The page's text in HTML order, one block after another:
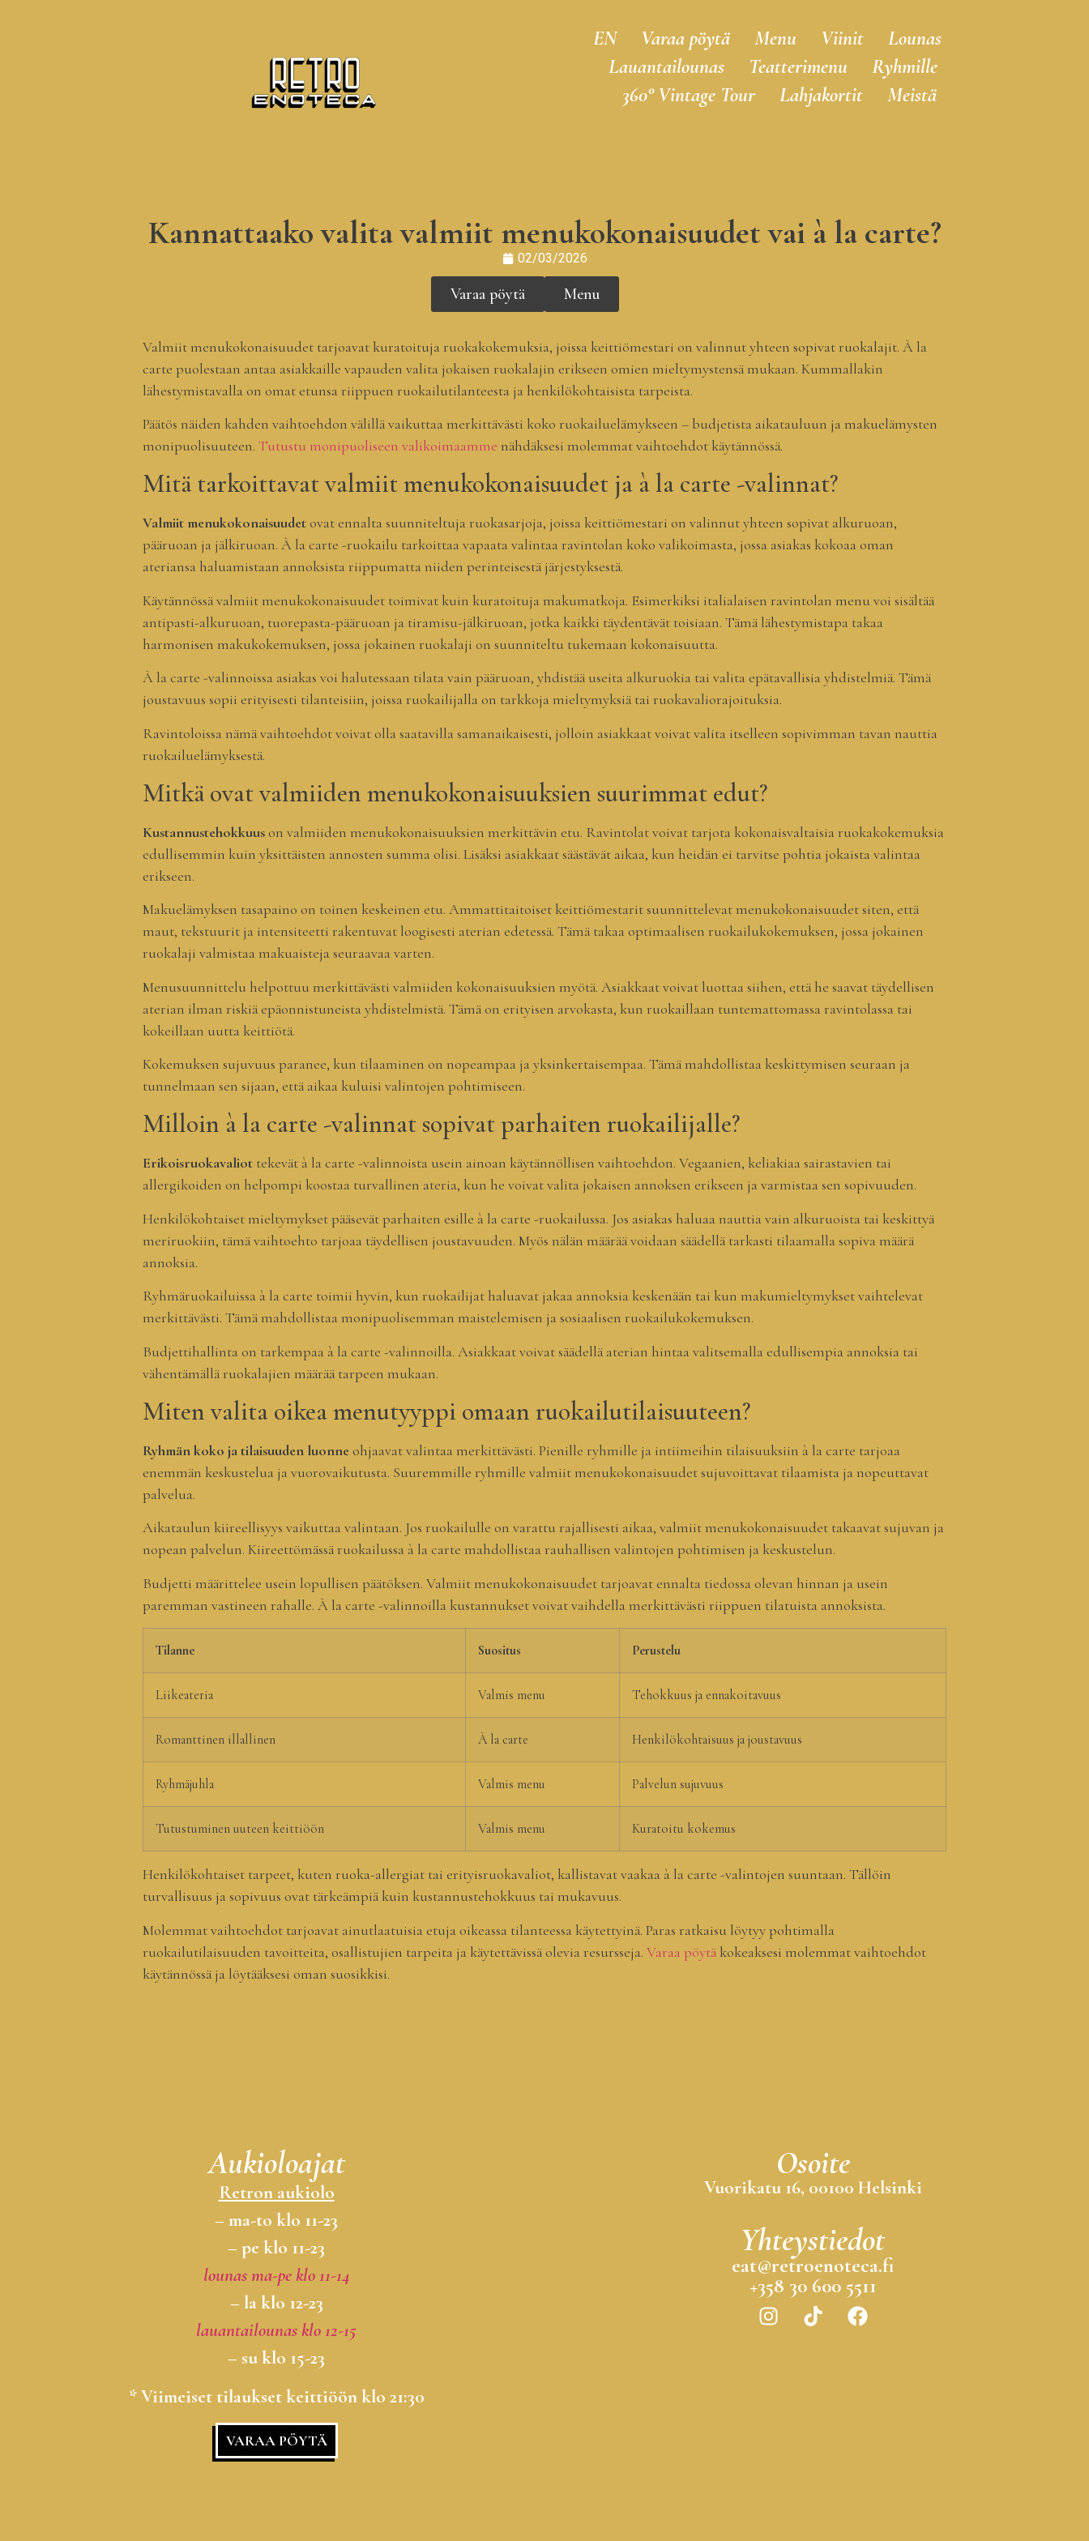
EN Varaa pöytä Menu Viinit
Lounas
Lauantailounas
Teatterimenu
Ryhmille
360° Vintage Tour
Lahjakortit Meistä
Kannattaako valita valmiit menukokonaisuudet vai à la carte?
02/03/2026
Varaa pöytä Menu
Valmiit menukokonaisuudet tarjoavat kuratoituja ruokakokemuksia, joissa keittiömestari on valinnut yhteen sopivat ruokalajit. À la
carte puolestaan antaa asiakkaille vapauden valita jokaisen ruokalajin erikseen omien mieltymystensä mukaan. Kummallakin
lähestymistavalla on omat etunsa riippuen ruokailutilanteesta ja henkilökohtaisista tarpeista.
Päätös näiden kahden vaihtoehdon välillä vaikuttaa merkittävästi koko ruokailuelämykseen – budjetista aikatauluun ja makuelämysten
monipuolisuuteen. Tutustu monipuoliseen valikoimaamme nähdäksesi molemmat vaihtoehdot käytännössä.
Mitä tarkoittavat valmiit menukokonaisuudet ja à la carte -valinnat?
Valmiit menukokonaisuudetovat ennalta suunniteltuja ruokasarjoja, joissa keittiömestari on valinnut yhteen sopivat alkuruoan,
pääruoan ja jälkiruoan. À la carte -ruokailu tarkoittaa vapaata valintaa ravintolan koko valikoimasta, jossa asiakas kokoaa oman
ateriansa haluamistaan annoksista riippumatta niiden perinteisestä järjestyksestä.
Käytännössä valmiit menukokonaisuudet toimivat kuin kuratoituja makumatkoja. Esimerkiksi italialaisen ravintolan menu voi sisältää
antipasti-alkuruoan, tuorepasta-pääruoan ja tiramisu-jälkiruoan, jotka kaikki täydentävät toisiaan. Tämä lähestymistapa takaa
harmonisen makukokemuksen, jossa jokainen ruokalaji on suunniteltu tukemaan kokonaisuutta.
À la carte -valinnoissa asiakas voi halutessaan tilata vain pääruoan, yhdistää useita alkuruokia tai valita epätavallisia yhdistelmiä. Tämä
joustavuus sopii erityisesti tilanteisiin, joissa ruokailijalla on tarkkoja mieltymyksiä tai ruokavaliorajoituksia.
Ravintoloissa nämä vaihtoehdot voivat olla saatavilla samanaikaisesti, jolloin asiakkaat voivat valita itselleen sopivimman tavan nauttia
ruokailuelämyksestä.
Mitkä ovat valmiiden menukokonaisuuksien suurimmat edut?
Kustannustehokkuuson valmiiden menukokonaisuuksien merkittävin etu. Ravintolat voivat tarjota kokonaisvaltaisia ruokakokemuksia
edullisemmin kuin yksittäisten annosten summa olisi. Lisäksi asiakkaat säästävät aikaa, kun heidän ei tarvitse pohtia jokaista valintaa
erikseen.
Makuelämyksen tasapaino on toinen keskeinen etu. Ammattitaitoiset keittiömestarit suunnittelevat menukokonaisuudet siten, että
maut, tekstuurit ja intensiteetti rakentuvat loogisesti aterian edetessä. Tämä takaa optimaalisen ruokailukokemuksen, jossa jokainen
ruokalaji valmistaa makuaisteja seuraavaa varten.
Menusuunnittelu helpottuu merkittävästi valmiiden kokonaisuuksien myötä. Asiakkaat voivat luottaa siihen, että he saavat täydellisen
aterian ilman riskiä epäonnistuneista yhdistelmistä. Tämä on erityisen arvokasta, kun ruokaillaan tuntemattomassa ravintolassa tai
kokeillaan uutta keittiötä.
Kokemuksen sujuvuus paranee, kun tilaaminen on nopeampaa ja yksinkertaisempaa. Tämä mahdollistaa keskittymisen seuraan ja
tunnelmaan sen sijaan, että aikaa kuluisi valintojen pohtimiseen.
Milloin à la carte -valinnat sopivat parhaiten ruokailijalle?
Erikoisruokavaliot tekevät à la carte -valinnoista usein ainoan käytännöllisen vaihtoehdon. Vegaanien, keliakiaa sairastavien tai
allergikoiden on helpompi koostaa turvallinen ateria, kun he voivat valita jokaisen annoksen erikseen ja varmistaa sen sopivuuden.
Henkilökohtaiset mieltymykset pääsevät parhaiten esille à la carte -ruokailussa. Jos asiakas haluaa nauttia vain alkuruoista tai keskittyä
meriruokiin, tämä vaihtoehto tarjoaa täydellisen joustavuuden. Myös nälän määrää voidaan säädellä tarkasti tilaamalla sopiva määrä
annoksia.
Ryhmäruokailuissa à la carte toimii hyvin, kun ruokailijat haluavat jakaa annoksia keskenään tai kun makumieltymykset vaihtelevat
merkittävästi. Tämä mahdollistaa monipuolisemman maistelemisen ja sosiaalisen ruokailukokemuksen.
Budjettihallinta on tarkempaa à la carte -valinnoilla. Asiakkaat voivat säädellä aterian hintaa valitsemalla edullisempia annoksia tai
vähentämällä ruokalajien määrää tarpeen mukaan.
Miten valita oikea menutyyppi omaan ruokailutilaisuuteen?
Ryhmän koko ja tilaisuuden luonne ohjaavat valintaa merkittävästi. Pienille ryhmille ja intiimeihin tilaisuuksiin à la carte tarjoaa
enemmän keskustelua ja vuorovaikutusta. Suuremmille ryhmille valmiit menukokonaisuudet sujuvoittavat tilaamista ja nopeuttavat
palvelua.
Aikataulun kiireellisyys vaikuttaa valintaan. Jos ruokailulle on varattu rajallisesti aikaa, valmiit menukokonaisuudet takaavat sujuvan ja
nopean palvelun. Kiireettömässä ruokailussa à la carte mahdollistaa rauhallisen valintojen pohtimisen ja keskustelun.
Budjetti määrittelee usein lopullisen päätöksen. Valmiit menukokonaisuudet tarjoavat ennalta tiedossa olevan hinnan ja usein
paremman vastineen rahalle. À la carte -valinnoilla kustannukset voivat vaihdella merkittävästi riippuen tilatuista annoksista.
Tilanne Suositus Perustelu
Liikeateria Valmis menu Tehokkuus ja ennakoitavuus
Romanttinen illallinen À la carte Henkilökohtaisuus ja joustavuus
Ryhmäjuhla Valmis menu Palvelun sujuvuus
Tutustuminen uuteen keittiöön Valmis menu Kuratoitu kokemus
Henkilökohtaiset tarpeet, kuten ruoka-allergiat tai erityisruokavaliot, kallistavat vaakaa à la carte -valintojen suuntaan. Tällöin
turvallisuus ja sopivuus ovat tärkeämpiä kuin kustannustehokkuus tai mukavuus.
Molemmat vaihtoehdot tarjoavat ainutlaatuisia etuja oikeassa tilanteessa käytettyinä. Paras ratkaisu löytyy pohtimalla
ruokailutilaisuuden tavoitteita, osallistujien tarpeita ja käytettävissä olevia resursseja. Varaa pöytä kokeaksesi molemmat vaihtoehdot
käytännössä ja löytääksesi oman suosikkisi.
Aukioloajat
Retron aukiolo
– ma-to klo 11-23
– pe klo 11-23
lounas ma-pe klo 11-14
– la klo 12-23
lauantailounas klo 12-15
– su klo 15-23
* Viimeiset tilaukset keittiöön klo 21:30
VARAA PÖYTÄ
Osoite
Vuorikatu 16, 00100 Helsinki
Yhteystiedot
eat@retroenoteca.fi
+358 30 600 5511